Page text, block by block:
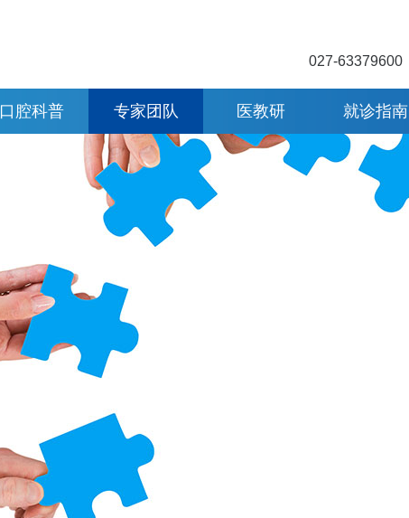
027-63379600
口腔科普
牙齿种植
牙齿修复
牙齿自查
专家团队 医教研 就诊指南